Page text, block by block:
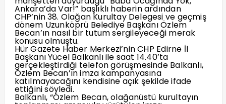
Ankara’da Var!” başlıklı haberin ardından
CHP’nin 38. Olağan Kurultay Delegesi ve geçmiş
dönem Uzunköprü Belediye Başkanı Özlem
Becan’ın nasıl bir tutum sergileyeceği merak
konusu olmuştu.
Hür Gazete Haber Merkezi’nin CHP Edirne İl
Başkanı Yücel Balkanlı ile saat 14.40’ta
gerçekleştirdiği telefon görüşmesinde Balkanlı,
Özlem Becan’ın imza kampanyasına
katılmayacağını kendisine açık şekilde ifade
ettiğini söyledi.
Balkanlı, “Özlem Becan, olağanüstü kurultayın